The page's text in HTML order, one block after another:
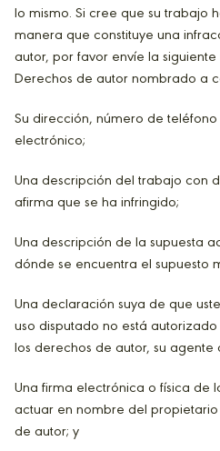
lo mismo. Si cree que su trabajo
manera que constituye una
autor, por favor envíe la
Derechos de autor nombrado a
Su dirección, número de
electrónico;
Una descripción del trabajo con
afirma que se ha infringido;
Una descripción de la supuesta
dónde se encuentra el supuesto
Una declaración suya de que
uso disputado no está
los derechos de autor, su agente
Una firma electrónica o física de
actuar en nombre del
de autor; y